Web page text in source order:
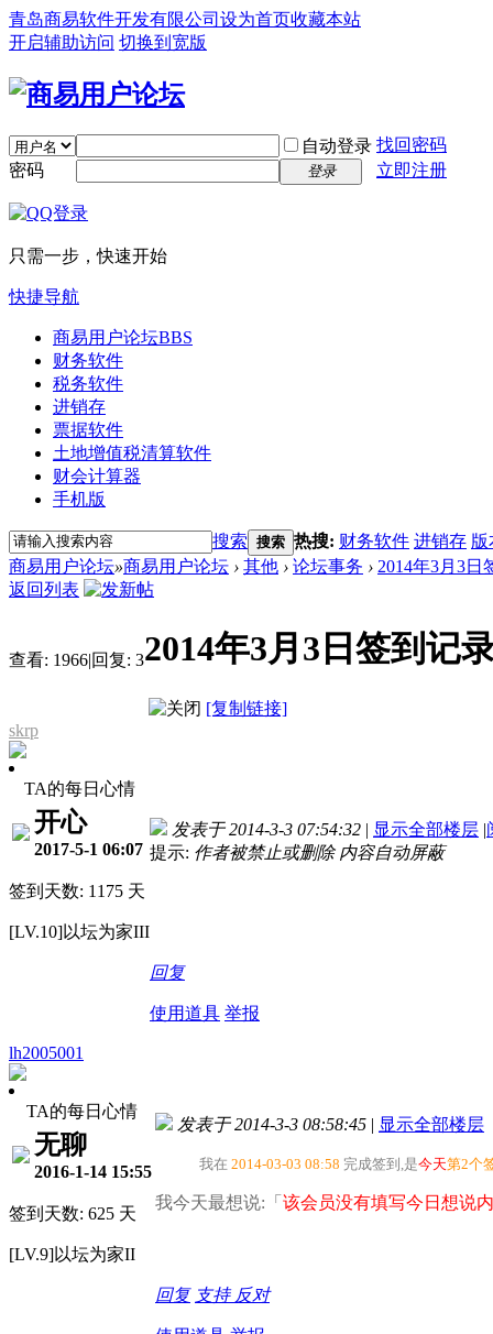
青岛商易软件开发有限公司 设为首页收藏本站
开启辅助访问 切换到宽版
自动登录 找回密码
密码
登录 立即注册
只需一步，快速开始
快捷导航
商易用户论坛BBS
财务软件
税务软件
进销存
票据软件
土地增值税清算软件
财会计算器
手机版
搜索 搜索 热搜: 财务软件 进销存 版
商易用户论坛»商易用户论坛 › 其他 › 论坛事务 › 2014年3月3日
返回列表
查看: 1966|回复: 32014年3月3日签到记
[复制链接]
skrp
TA的每日心情
开心
2017-5-1 06:07
签到天数: 1175 天
[LV.10]以坛为家III
发表于 2014-3-3 07:54:32 | 显示全部楼层 |
提示: 作者被禁止或删除 内容自动屏蔽
回复
使用道具 举报
lh2005001
TA的每日心情
无聊
2016-1-14 15:55
签到天数: 625 天
[LV.9]以坛为家II
发表于 2014-3-3 08:58:45 | 显示全部楼层
我在 2014-03-03 08:58 完成签到,是今天第2个
我今天最想说:「 该会员没有填写今日想说
回复 支持 反对